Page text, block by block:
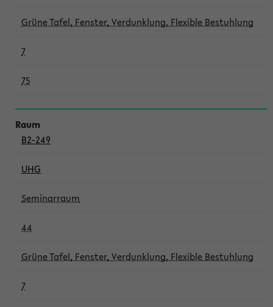
Grüne Tafel, Fenster, Verdunklung, Flexible Bestuhlung
7
75
B2-249
UHG
Seminarraum
44
Grüne Tafel, Fenster, Verdunklung, Flexible Bestuhlung
7